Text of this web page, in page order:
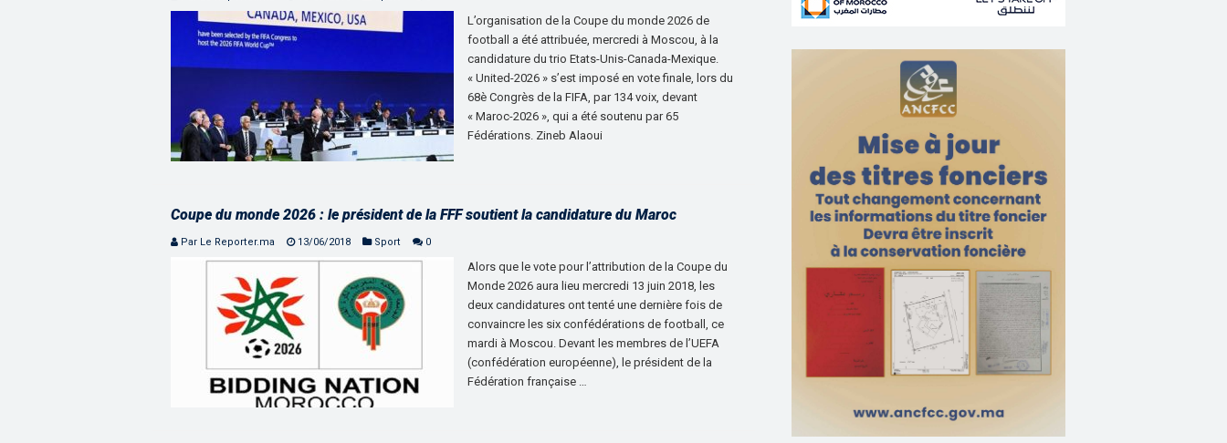
L’organisation de la Coupe du monde 2026 de
football a été attribuée, mercredi à Moscou, à la
candidature du trio Etats-Unis-Canada-Mexique.
« United-2026 » s’est imposé en vote finale, lors du
68è Congrès de la FIFA, par 134 voix, devant
« Maroc-2026 », qui a été soutenu par 65
Fédérations. Zineb Alaoui
Coupe du monde 2026 : le président de la FFF soutient la candidature du Maroc
Par Le Reporter.ma 13/06/2018 Sport 0
Alors que le vote pour l’attribution de la Coupe du
Monde 2026 aura lieu mercredi 13 juin 2018, les
deux candidatures ont tenté une dernière fois de
convaincre les six confédérations de football, ce
mardi à Moscou. Devant les membres de l’UEFA
(confédération européenne), le président de la
Fédération française …